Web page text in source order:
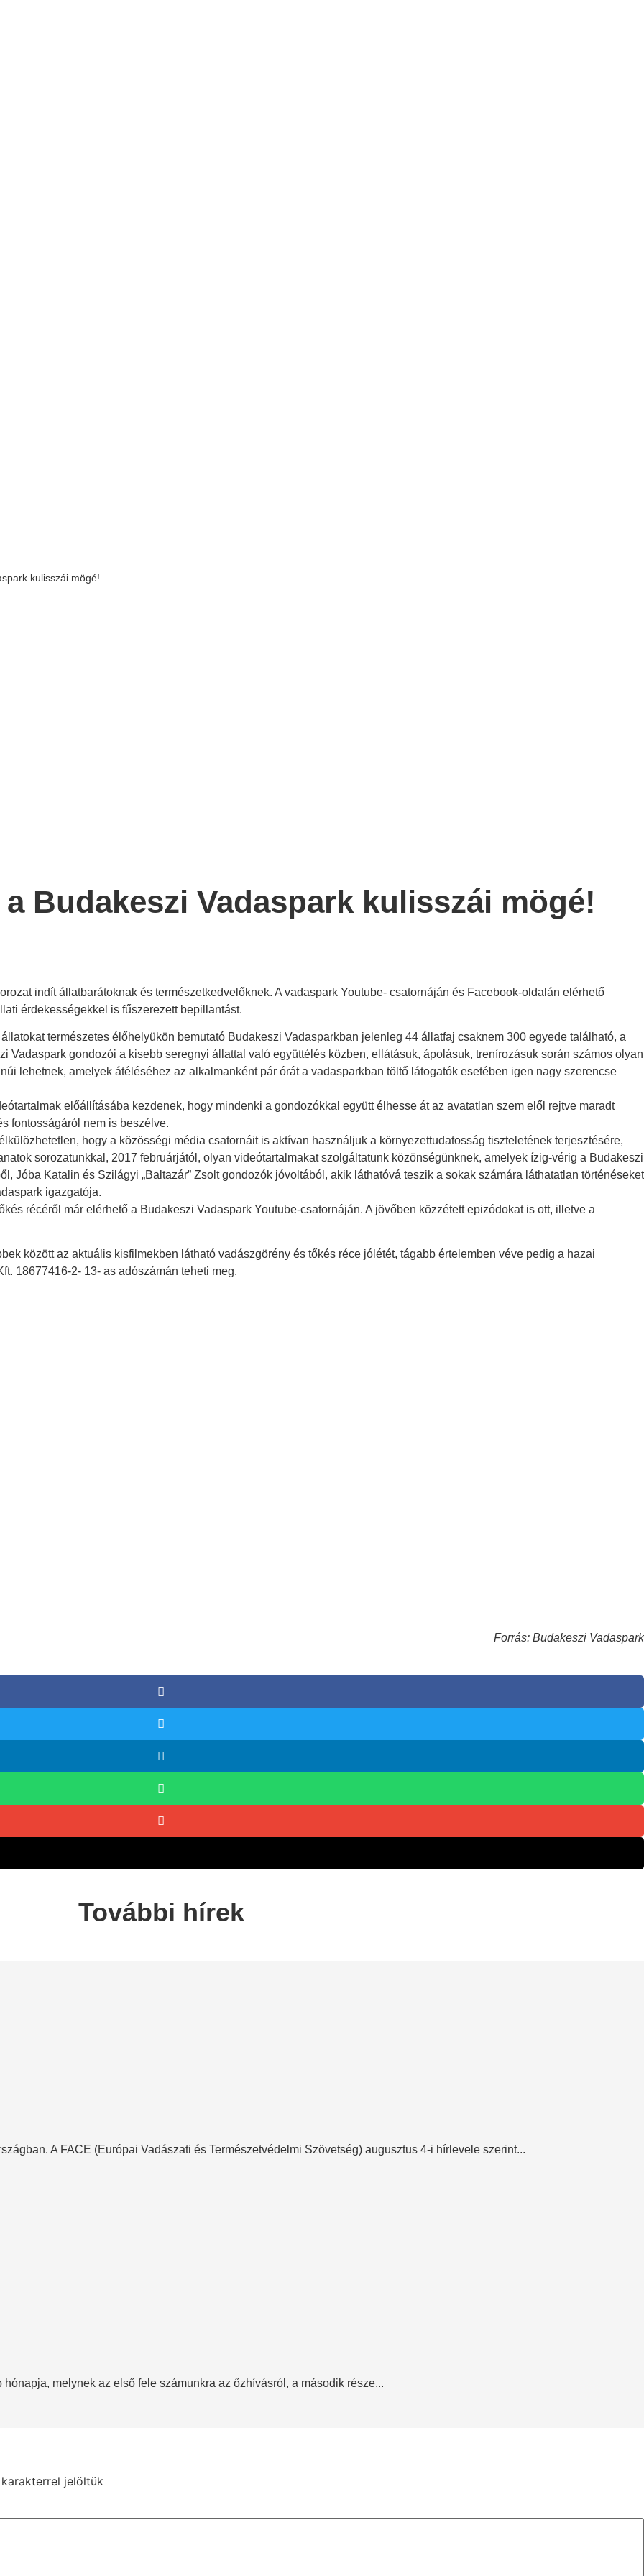
kulisszái mögé!
Budakeszi Vadaspark kulisszái mögé!
indít állatbarátoknak és természetkedvelőknek. A vadaspark Youtube- csatornáján és Facebook-oldalán elérhető
érdekességekkel is fűszerezett bepillantást.
természetes élőhelyükön bemutató Budakeszi Vadasparkban jelenleg 44 állatfaj csaknem 300 egyede található, a
Vadaspark gondozói a kisebb seregnyi állattal való együttélés közben, ellátásuk, ápolásuk, trenírozásuk során számos olyan
lehetnek, amelyek átéléséhez az alkalmanként pár órát a vadasparkban töltő látogatók esetében igen nagy szerencse
előállításába kezdenek, hogy mindenki a gondozókkal együtt élhesse át az avatatlan szem elől rejtve maradt
fontosságáról nem is beszélve.
hogy a közösségi média csatornáit is aktívan használjuk a környezettudatosság tiszteletének terjesztésére,
sorozatunkkal, 2017 februárjától, olyan videótartalmakat szolgáltatunk közönségünknek, amelyek ízig-vérig a Budakeszi
Jóba Katalin és Szilágyi „Baltazár” Zsolt gondozók jóvoltából, akik láthatóvá teszik a sokak számára láthatatlan történéseket
igazgatója.
récéről már elérhető a Budakeszi Vadaspark Youtube-csatornáján. A jövőben közzétett epizódokat is ott, illetve a
között az aktuális kisfilmekben látható vadászgörény és tőkés réce jólétét, tágabb értelemben véve pedig a hazai
18677416-2- 13- as adószámán teheti meg.
Forrás: Budakeszi Vadaspark
További hírek
A FACE (Európai Vadászati és Természetvédelmi Szövetség) augusztus 4-i hírlevele szerint...
melynek az első fele számunkra az őzhívásról, a második része...
karakterrel jelöltük